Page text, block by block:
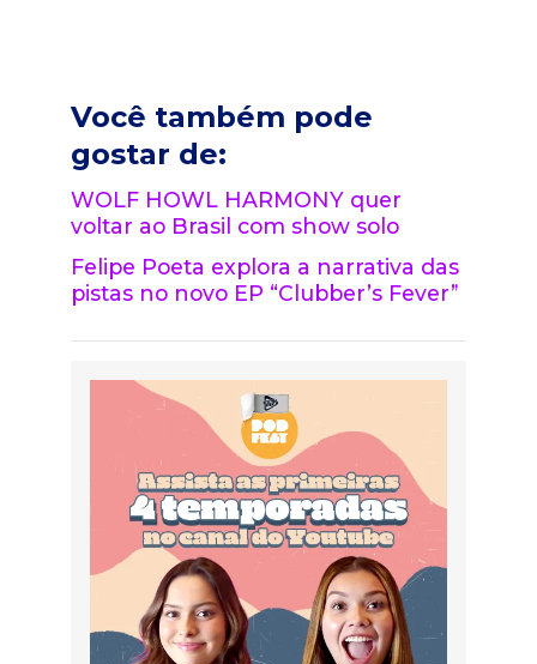
Você também pode
gostar de:
WOLF HOWL HARMONY quer
voltar ao Brasil com show solo
Felipe Poeta explora a narrativa das
pistas no novo EP “Clubber’s Fever”